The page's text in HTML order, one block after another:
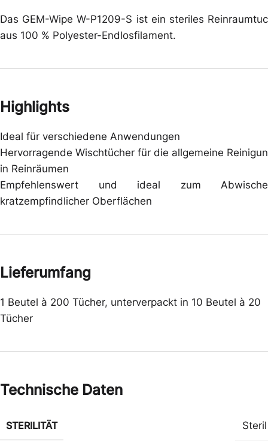
Das GEM-Wipe W-P1209-S ist ein steriles
aus 100 % Polyester-Endlosfilament.
Highlights
Ideal für verschiedene Anwendungen
Hervorragende Wischtücher für die allgemeine
in Reinräumen
Empfehlenswert und ideal zum
kratzempfindlicher Oberflächen
Lieferumfang
1 Beutel à 200 Tücher, unterverpackt in 10 Beutel à 20
Tücher
Technische Daten
STERILITÄT Steril